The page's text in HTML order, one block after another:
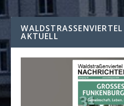
WALDSTRASSENVIERTEL
KTUELL